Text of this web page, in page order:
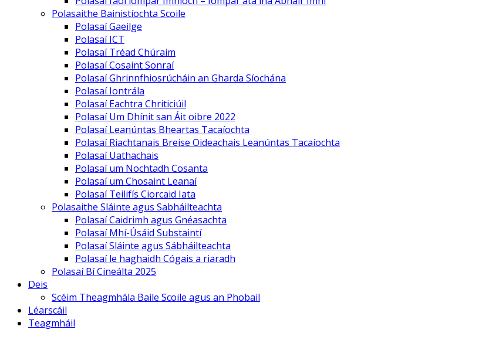
Polasaithe Bainistíochta Scoile
Polasaí Gaeilge
Polasaí ICT
Polasaí Tréad Chúraim
Polasaí Cosaint Sonraí
Polasaí Ghrinnfhiosrúcháin an Gharda Síochána
Polasaí Iontrála
Polasaí Eachtra Chriticiúil
Polasaí Um Dhínit san Áit oibre 2022
Polasaí Leanúntas Bheartas Tacaíochta
Polasaí Riachtanais Breise Oideachais Leanúntas Tacaíochta
Polasaí Uathachais
Polasaí um Nochtadh Cosanta
Polasaí um Chosaint Leanaí
Polasaí Teilifís Ciorcaid Iata
Polasaithe Sláinte agus Sabháilteachta
Polasaí Caidrimh agus Gnéasachta
Polasaí Mhí-Úsáid Substaintí
Polasaí Sláinte agus Sábháilteachta
Polasaí le haghaidh Cógais a riaradh
Polasaí Bí Cineálta 2025
Deis
Scéim Theagmhála Baile Scoile agus an Phobail
Léarscáil
Teagmháil